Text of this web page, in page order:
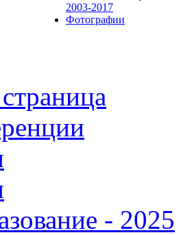
2003-2017
Фотографии
- 2025